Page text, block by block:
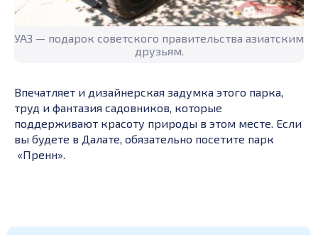
УАЗ — подарок советского правительства азиатским
друзьям.
Впечатляет и дизайнерская задумка этого парка,
труд и фантазия садовников, которые
поддерживают красоту природы в этом месте. Если
вы будете в Далате, обязательно посетите парк
«Пренн».